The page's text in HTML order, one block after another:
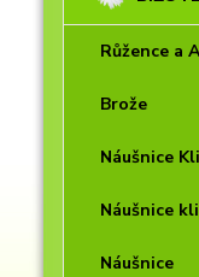
Růžence a
Brože
Náušnice
Náušnice
Náušnice